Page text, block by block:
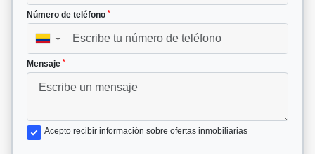
Número de teléfono *
▼
Mensaje *
Acepto recibir información sobre ofertas inmobiliarias